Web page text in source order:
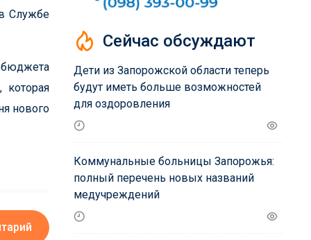
Службе
бюджета
которая
нового
Сейчас обсуждают
Дети из Запорожской области теперь
будут иметь больше возможностей
для оздоровления
Коммунальные больницы Запорожья:
полный перечень новых названий
медучреждений